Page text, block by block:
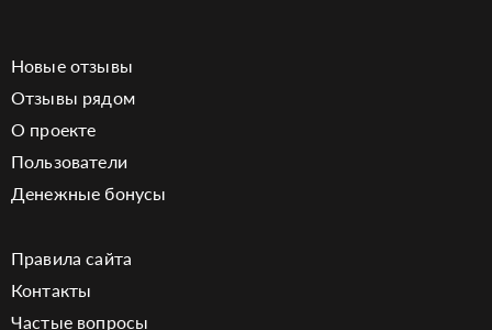
Новые отзывы
Отзывы рядом
О проекте
Пользователи
Денежные бонусы
Правила сайта
Контакты
Частые вопросы